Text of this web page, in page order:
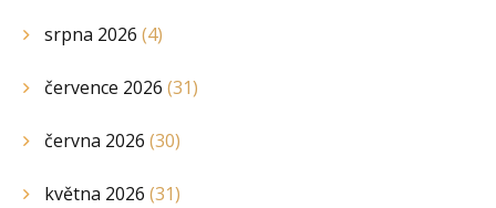
srpna 2026 (4)
července 2026 (31)
června 2026 (30)
května 2026 (31)